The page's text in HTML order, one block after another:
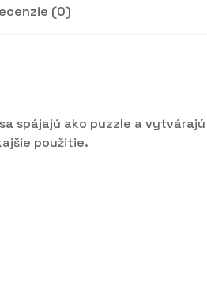
(0)
spájajú ako puzzle a
použitie.